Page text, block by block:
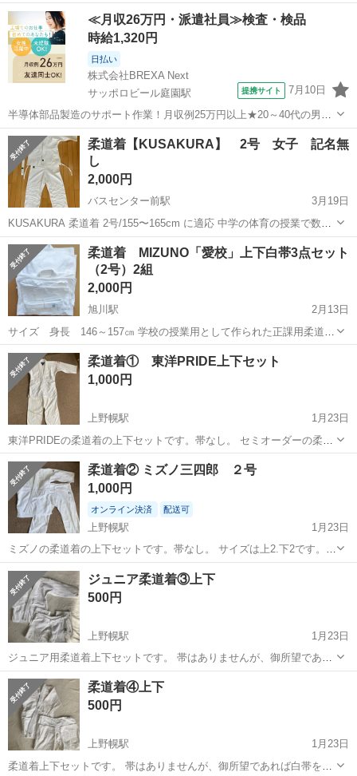
北海道 札幌市 真駒内駅 武道、格闘技
≪月収26万円・派遣社員≫検査・検品
時給1,320円
日払い
株式会社BREXA Next
サッポロビール庭園駅
提携サイト 7月10日
半導体部品製造のサポート作業！月収例25万円以上★20～40代の男女
活躍中！座り作業！空調完備なので1年中快適作業◎マイカー通勤OK
＆無料駐車場あり★作業着無償貸与◎《北海道恵庭市》 人気の工場の
お仕事 ◇半導体部品製造作...
北海道 恵庭市 サッポロビール庭園駅 その他
柔道着【KUSAKURA】 2号 女子 記名無
し
2,000円
バスセンター前駅
3月19日
KUSAKURA 柔道着 2号/155〜165cm に適応 中学の体育の授業で数回
使用しました。 目立つ汚れや破れも無く、記名もありません。 状態の
良い美品ですが、あくまでも数回使用の 中古品につきご理解の上、ご
連絡お願...
北海道 札幌市 バスセンター前駅 武道、格闘技 体育
柔道着 MIZUNO「愛校」上下白帯3点セット
（2号）2組
2,000円
旭川駅
2月13日
サイズ 身長 146～157㎝ 学校の授業用として作られた正課用柔道着
です。 使用に伴うシミ、汚れ、傷み等あります。 着替え用にいかがで
しょうか？
北海道 旭川市 旭川駅 武道、格闘技 MIZUNO
柔道着① 東洋PRIDE上下セット
1,000円
上野幌駅
1月23日
東洋PRIDEの柔道着の上下セットです。帯なし。 セミオーダーの柔道
着で購入時1万円以上したものです。 サイズは上1.5Y.下2です。ネーム
刺繍はほどいています。 中古ですが破れや擦れ等はありませんので、
サイズが合う方いかが...
北海道 札幌市 上野幌駅 武道、格闘技
柔道着② ミズノ三四郎 ２号
1,000円
オンライン決済 配送可
上野幌駅
1月23日
ミズノの柔道着の上下セットです。帯なし。 サイズは上2.下2です。ネ
ーム刺繍はほどいています。 中古ですが破れや擦れ等はありませんの
で、サイズが合う方いかがでしょうか？ 近くまで取りに来ていただけ
る方でお願いしますよう
北海道 札幌市 上野幌駅 武道、格闘技
ジュニア柔道着③上下
500円
上野幌駅
1月23日
ジュニア用柔道着上下セットです。 帯はありませんが、御所望であれ
ば白帯をお付けします。 なくなり次第終了。 サイズは写真を参照下さ
い。 取りに来ていただける方でお願い致します。
北海道 札幌市 上野幌駅
柔道着④上下
500円
上野幌駅
1月23日
柔道着上下セットです。 帯はありませんが、御所望であれば白帯をお